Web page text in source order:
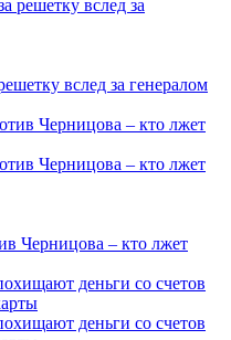
вслед за генералом
Черницова – кто лжет